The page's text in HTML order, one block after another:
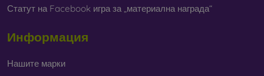
Статут на Facebook игра за „материална награда“
Информация
Нашите марки